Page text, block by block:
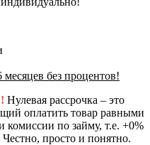
без процентов!
Нулевая рассрочка – это
оплатить товар равными
комиссии по займу, т.е. +0%
просто и понятно.